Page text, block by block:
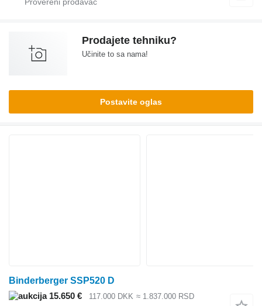
Prodajete tehniku?
Učinite to sa nama!
Postavite oglas
Binderberger SSP520 D
15.650 €
117.000 DKK ≈ 1.837.000 RSD